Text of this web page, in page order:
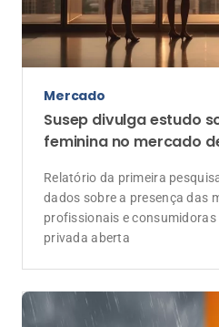
Mercado
Susep divulga estudo
feminina no mercado
Relatório da primeira
dados sobre a presença das
profissionais e consumidoras
privada aberta